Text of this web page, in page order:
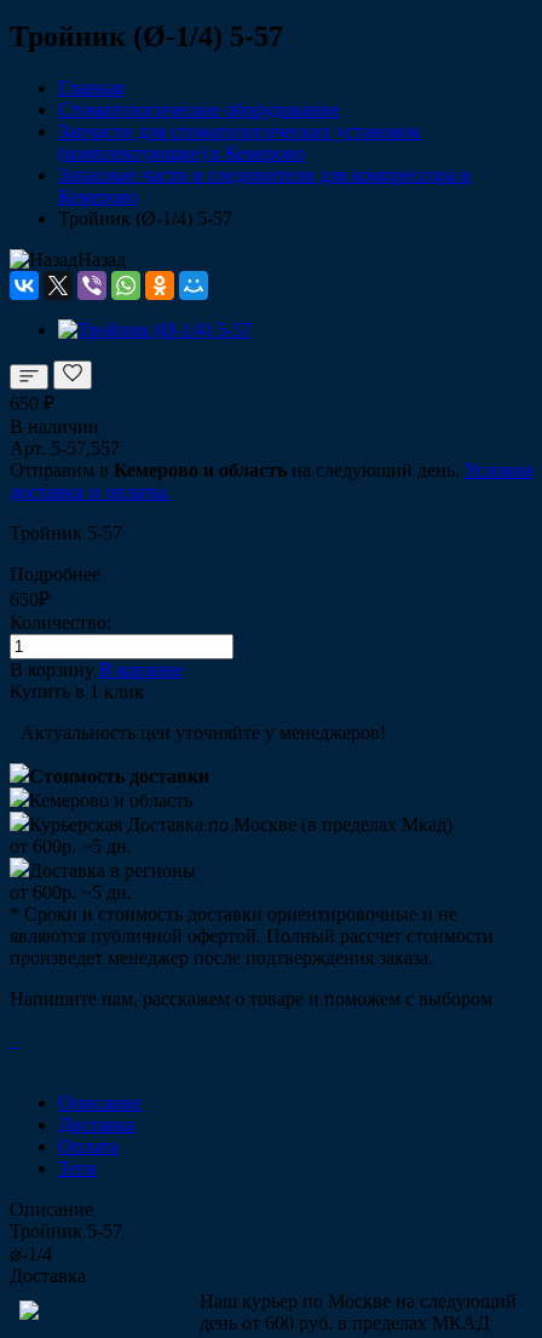
Тройник (Ø-1/4) 5-57
Главная
Стоматологическое оборудование
Запчасти для стоматологических установок
(комплектующие) в Кемерово
Запасные части и соединители для компрессора в
Кемерово
Тройник (Ø-1/4) 5-57
Назад
650 ₽
В наличии
Арт. 5-57,557
Отправим в Кемерово и область на следующий день. Условия
доставки и оплаты.
Тройник 5-57
Подробнее
650₽
Количество:
В корзину В корзине
Купить в 1 клик
Актуальность цен уточняйте у менеджеров!
Стоимость доставки
Кемерово и область
Курьерская Доставка по Москве (в пределах Мкад)
от 600р. ~5 дн.
Доставка в регионы
от 600р. ~5 дн.
* Сроки и стоимость доставки ориентировочные и не
являются публичной офертой. Полный рассчет стоимости
произведет менеджер после подтверждения заказа.
Напишите нам, расскажем о товаре и поможем с выбором
Описание
Доставка
Оплата
Теги
Описание
Тройник 5-57
⌀-1/4
Доставка
Наш курьер по Москве на следующий
день от 600 руб. в пределах МКАД